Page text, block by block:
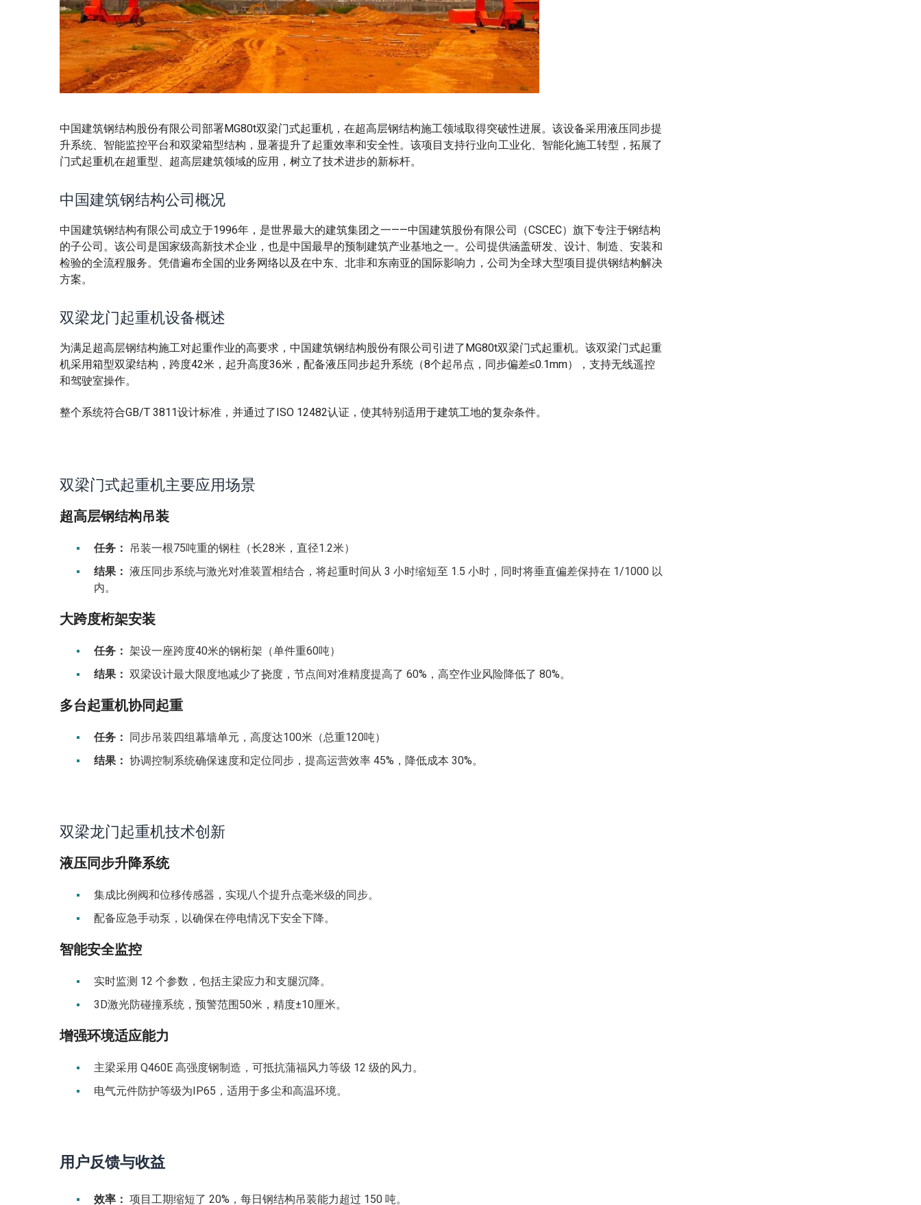
中国建筑钢结构股份有限公司部署MG80t双梁门式起重机，在超高层钢结构施工领域取得突破性进展。该设备采用液压同步提
升系统、智能监控平台和双梁箱型结构，显著提升了起重效率和安全性。该项目支持行业向工业化、智能化施工转型，拓展了
门式起重机在超重型、超高层建筑领域的应用，树立了技术进步的新标杆。
中国建筑钢结构公司概况
中国建筑钢结构有限公司成立于1996年，是世界最大的建筑集团之一——中国建筑股份有限公司（CSCEC）旗下专注于钢结构
的子公司。该公司是国家级高新技术企业，也是中国最早的预制建筑产业基地之一。公司提供涵盖研发、设计、制造、安装和
检验的全流程服务。凭借遍布全国的业务网络以及在中东、北非和东南亚的国际影响力，公司为全球大型项目提供钢结构解决
方案。
双梁龙门起重机设备概述
为满足超高层钢结构施工对起重作业的高要求，中国建筑钢结构股份有限公司引进了MG80t双梁门式起重机。该双梁门式起重
机采用箱型双梁结构，跨度42米，起升高度36米，配备液压同步起升系统（8个起吊点，同步偏差≤0.1mm），支持无线遥控
和驾驶室操作。
整个系统符合GB/T 3811设计标准，并通过了ISO 12482认证，使其特别适用于建筑工地的复杂条件。
双梁门式起重机主要应用场景
超高层钢结构吊装
任务： 吊装一根75吨重的钢柱（长28米，直径1.2米）
结果： 液压同步系统与激光对准装置相结合，将起重时间从 3 小时缩短至 1.5 小时，同时将垂直偏差保持在 1/1000 以
内。
大跨度桁架安装
任务： 架设一座跨度40米的钢桁架（单件重60吨）
结果： 双梁设计最大限度地减少了挠度，节点间对准精度提高了 60%，高空作业风险降低了 80%。
多台起重机协同起重
任务： 同步吊装四组幕墙单元，高度达100米（总重120吨）
结果： 协调控制系统确保速度和定位同步，提高运营效率 45%，降低成本 30%。
双梁龙门起重机技术创新
液压同步升降系统
集成比例阀和位移传感器，实现八个提升点毫米级的同步。
配备应急手动泵，以确保在停电情况下安全下降。
智能安全监控
实时监测 12 个参数，包括主梁应力和支腿沉降。
3D激光防碰撞系统，预警范围50米，精度±10厘米。
增强环境适应能力
主梁采用 Q460E 高强度钢制造，可抵抗蒲福风力等级 12 级的风力。
电气元件防护等级为IP65，适用于多尘和高温环境。
用户反馈与收益
效率： 项目工期缩短了 20%，每日钢结构吊装能力超过 150 吨。